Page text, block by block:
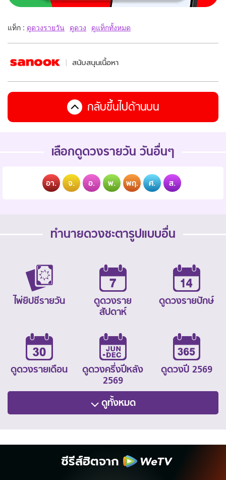
แท็ก : ดูดวงรายวัน ดูดวง ดูแท็กทั้งหมด
สนับสนุนเนื้อหา
กลับขึ้นไปด้านบน
เลือกดูดวงรายวัน วันอื่นๆ
อา. จ. อ. พ. พฤ. ศ. ส.
ทำนายดวงชะตารูปแบบอื่น
ไพ่ยิปซีรายวัน
ดูดวงราย
สัปดาห์
ดูดวงรายปักษ์
ดูดวงรายเดือน
ดูดวงครึ่งปีหลัง
2569
ดูดวงปี 2569
ดูทั้งหมด
ซีรีส์ฮิตจาก